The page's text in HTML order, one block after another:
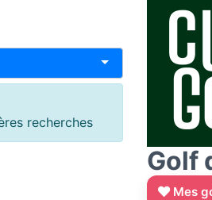
recherches
Golf
Mes